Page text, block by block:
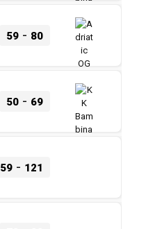
59- 80
50- 69
59- 121